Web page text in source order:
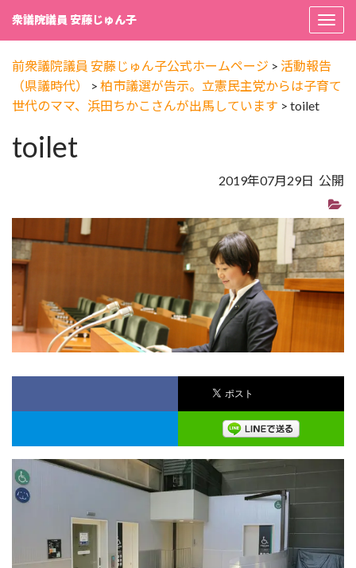
衆議院議員 安藤じゅん子
前衆議院議員 安藤じゅん子公式ホームページ > 活動報告
（県議時代）
> 柏市議選が告示。立憲民主党からは子育て
世代のママ、浜田ちかこさんが出馬しています > toilet
toilet
2019年07月29日 公開